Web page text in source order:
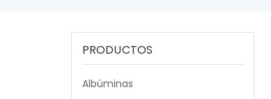
PRODUCTOS
Albúminas